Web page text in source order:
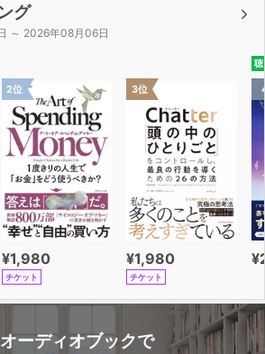
グ
～ 2026年08月06日
2位
¥1,980
チケット
3位
¥1,980
チケット
聴
オーディオブックで